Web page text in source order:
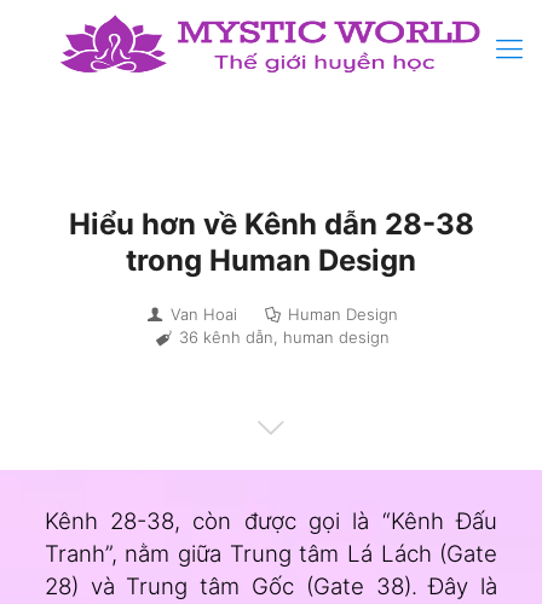
Hiểu hơn về Kênh dẫn 28-38
trong Human Design
Van Hoai
Human Design
36 kênh dẫn
human design
Kênh 28-38, còn được gọi là “Kênh Đấu
Tranh”, nằm giữa Trung tâm Lá Lách (Gate
28) và Trung tâm Gốc (Gate 38). Đây là